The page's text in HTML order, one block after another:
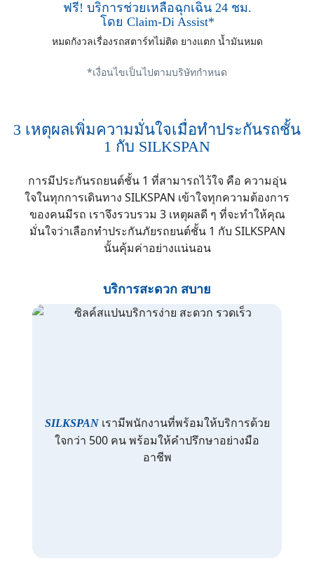
ฟรี! บริการช่วยเหลือฉุกเฉิน 24 ชม.
โดย Claim-Di Assist*
หมดกังวลเรื่องรถสตาร์ทไม่ติด ยางแตก น้ำมันหมด
*เงื่อนไขเป็นไปตามบริษัทกำหนด
3 เหตุผลเพิ่มความมั่นใจเมื่อทำประกันรถชั้น
1 กับ SILKSPAN
การมีประกันรถยนต์ชั้น 1 ที่สามารถไว้ใจ คือ ความอุ่น
ใจในทุกการเดินทาง SILKSPAN เข้าใจทุกความต้องการ
ของคนมีรถ เราจึงรวบรวม 3 เหตุผลดี ๆ ที่จะทำให้คุณ
มั่นใจว่าเลือกทำประกันภัยรถยนต์ชั้น 1 กับ SILKSPAN
นั้นคุ้มค่าอย่างแน่นอน
บริการสะดวก สบาย
SILKSPANเรามีพนักงานที่พร้อมให้บริการด้วย
ใจกว่า 500 คน พร้อมให้คำปรึกษาอย่างมือ
อาชีพ